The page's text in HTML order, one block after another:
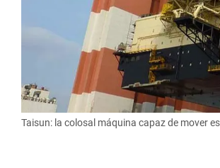
Taisun: la colosal máquina capaz de mover